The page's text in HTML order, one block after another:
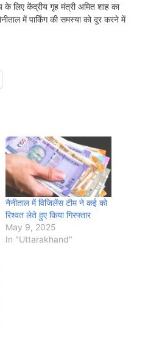
के लिए केंद्रीय गृह मंत्री अमित शाह का
में पार्किंग की समस्या को दूर करने में
नैनीताल में विजिलेंस टीम ने कई को
रिश्वत लेते हुए किया गिरफ्तार
May 9, 2025
In "Uttarakhand"